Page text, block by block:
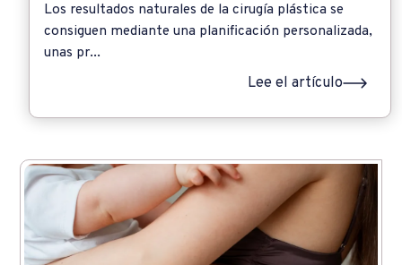
Los resultados naturales de la cirugía plástica se
consiguen mediante una planificación personalizada,
unas pr...
Lee el artículo